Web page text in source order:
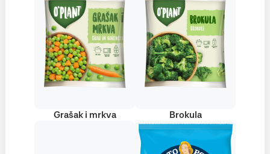
Grašak i mrkva Brokula